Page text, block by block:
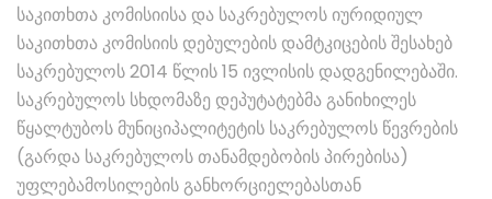
საკითხთა კომისიისა და საკრებულოს იურიდიულ
საკითხთა კომისიის დებულების დამტკიცების შესახებ
საკრებულოს 2014 წლის 15 ივლისის დადგენილებაში.
საკრებულოს სხდომაზე დეპუტატებმა განიხილეს
წყალტუბოს მუნიციპალიტეტის საკრებულოს წევრების
(გარდა საკრებულოს თანამდებობის პირებისა)
უფლებამოსილების განხორციელებასთან